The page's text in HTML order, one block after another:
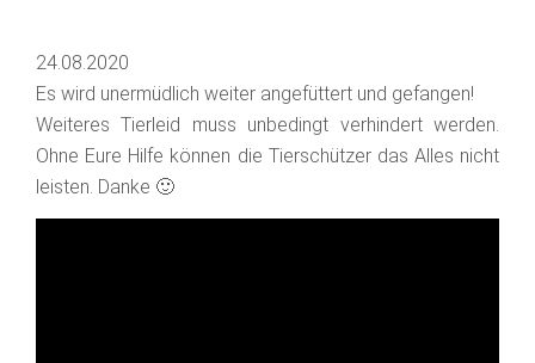
24.08.2020
Es wird unermüdlich weiter angefüttert und gefangen!
Weiteres Tierleid muss unbedingt verhindert werden.
Ohne Eure Hilfe können die Tierschützer das Alles nicht
leisten. Danke 🙂